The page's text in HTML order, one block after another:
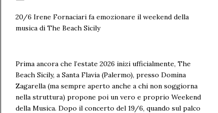
20/6 Irene Fornaciari fa emozionare il weekend della
musica di The Beach Sicily
Prima ancora che l’estate 2026 inizi ufficialmente, The
Beach Sicily, a Santa Flavia (Palermo), presso Domina
Zagarella (ma sempre aperto anche a chi non soggiorna
nella struttura) propone poi un vero e proprio Weekend
della Musica. Dopo il concerto del 19/6, quando sul palco